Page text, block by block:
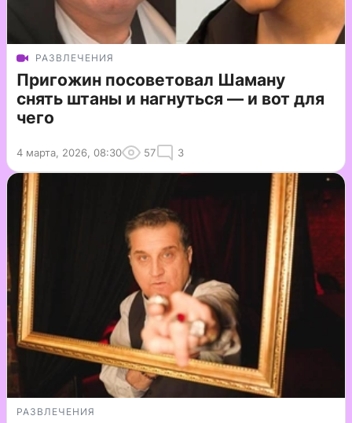
РАЗВЛЕЧЕНИЯ
Пригожин посоветовал Шаману
снять штаны и нагнуться — и вот для
чего
4 марта, 2026, 08:30 57 3
РАЗВЛЕЧЕНИЯ